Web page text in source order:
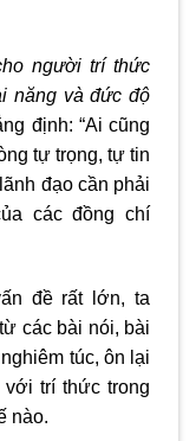
người trí thức
năng và đức độ
định: “Ai cũng
tự trọng, tự tin
đạo cần phải
các đồng chí
đề rất lớn, ta
các bài nói, bài
túc, ôn lại
trí thức trong
nào.